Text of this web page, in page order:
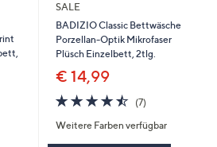
SALE
BADIZIO Classic Bettwäsche
Porzellan-Optik Mikrofaser
Plüsch Einzelbett, 2tlg.
€ 14,99
4.4
von
5
(7)7
Weitere Farben verfügbar